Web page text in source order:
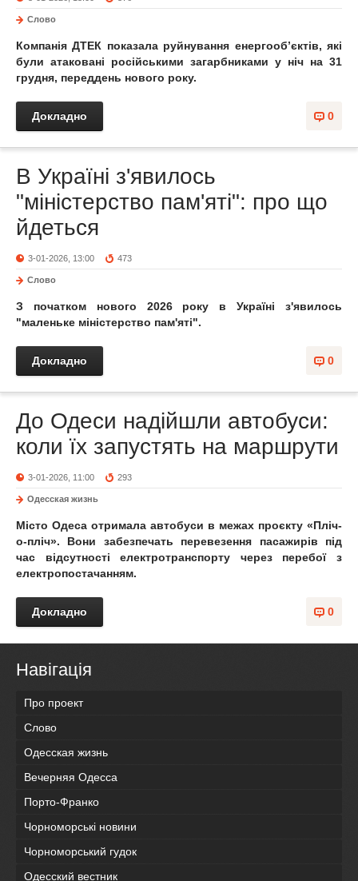
Слово
Компанія ДТЕК показала руйнування енергообʼєктів, які
були атаковані російськими загарбниками у ніч на 31
грудня, переддень нового року.
0
Докладно
В Україні з'явилось
"міністерство пам'яті": про що
йдеться
3-01-2026, 13:00 473
Слово
З початком нового 2026 року в Україні з'явилось
"маленьке міністерство пам'яті".
0
Докладно
До Одеси надійшли автобуси:
коли їх запустять на маршрути
3-01-2026, 11:00 293
Одесская жизнь
Місто Одеса отримала автобуси в межах проєкту «Пліч-
о-пліч». Вони забезпечать перевезення пасажирів під
час відсутності електротранспорту через перебої з
електропостачанням.
0
Докладно
Навігація
Про проект
Слово
Одесская жизнь
Вечерняя Одесса
Порто-Франко
Чорноморські новини
Чорноморський гудок
Одесский вестник